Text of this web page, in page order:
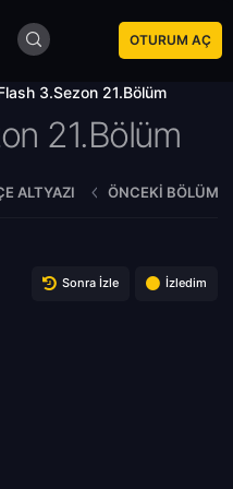
OTURUM AÇ
3.Sezon 21.Bölüm
21.Bölüm
ALTYAZI ÖNCEKI BÖLÜM
Sonra İzle İzledim